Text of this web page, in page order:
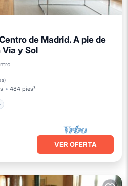
de Madrid. A pie de
Via y Sol
)
484 pies²
Spa
VER OFERTA